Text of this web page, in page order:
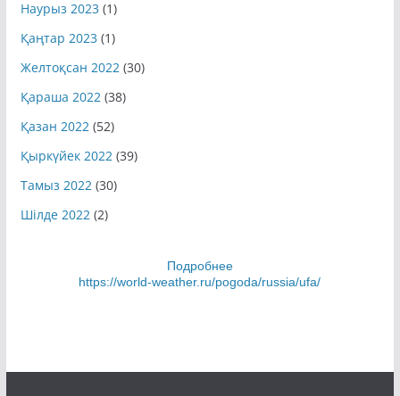
Наурыз 2023 (1)
Қаңтар 2023 (1)
Желтоқсан 2022(30)
Қараша 2022(38)
Қазан 2022(52)
Қыркүйек 2022(39)
Тамыз 2022(30)
Шілде 2022(2)
Подробнее
https://world-weather.ru/pogoda/russia/ufa/